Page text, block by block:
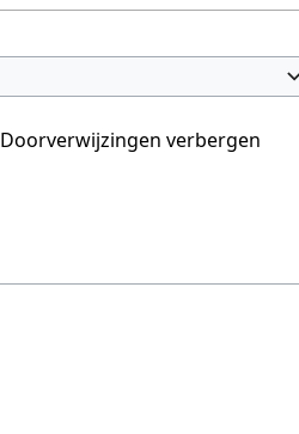
Doorverwijzingen verbergen